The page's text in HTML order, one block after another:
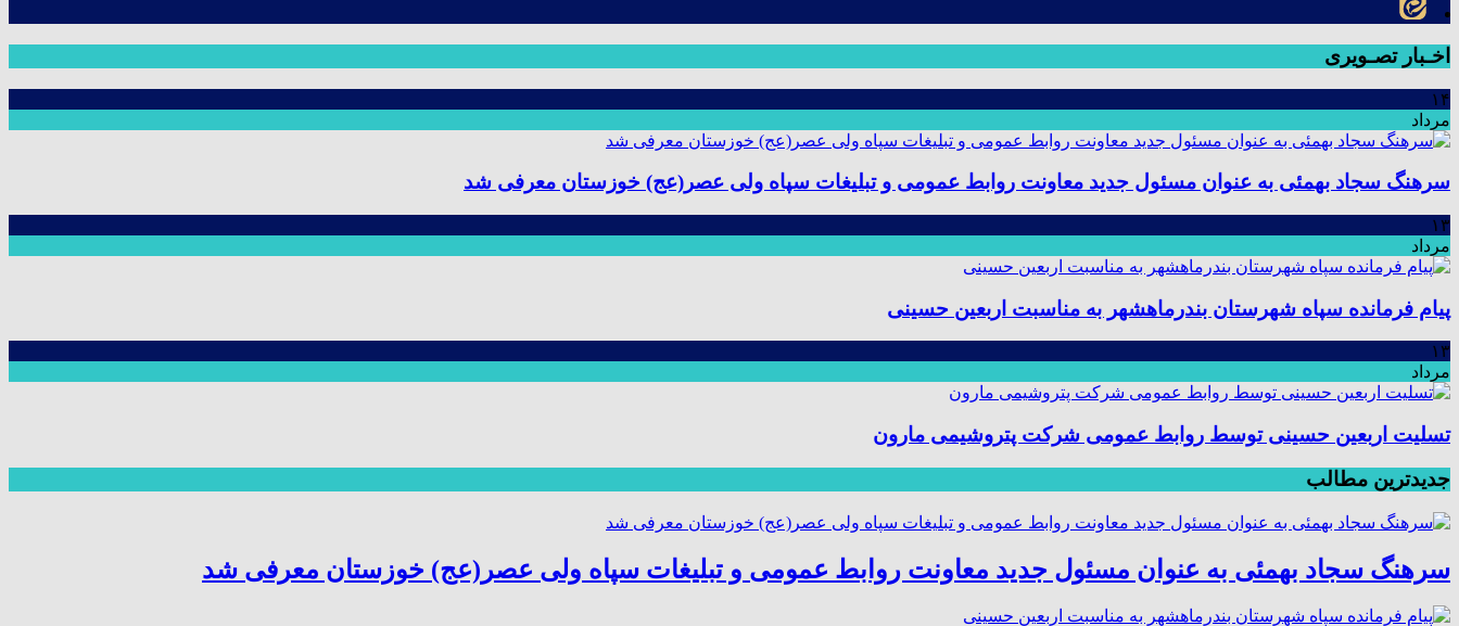
اخـبار تصـویری
۱۴
مرداد
سرهنگ سجاد بهمئی به عنوان مسئول جدید معاونت روابط عمومی و تبلیغات سپاه ولی عصر(عج) خوزستان معرفی شد
۱۳
مرداد
پیام فرمانده سپاه شهرستان بندرماهشهر به مناسبت اربعین حسینی
۱۳
مرداد
تسلیت اربعین حسینی توسط روابط عمومی شرکت پتروشیمی مارون
جدیدترین مطالب
سرهنگ سجاد بهمئی به عنوان مسئول جدید معاونت روابط عمومی و تبلیغات سپاه ولی عصر(عج) خوزستان معرفی شد